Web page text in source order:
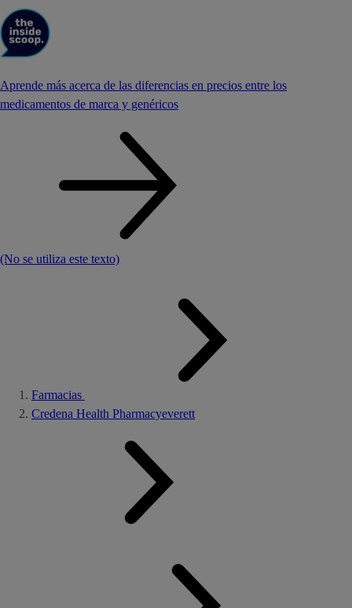
Aprende más acerca de las diferencias en precios entre los
medicamentos de marca y genéricos
(No se utiliza este texto)
Farmacias
Credena Health Pharmacyeverett